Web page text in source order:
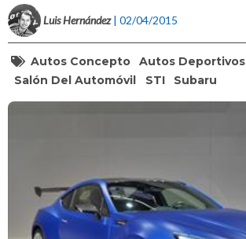
Luis Hernández | 02/04/2015
Autos Concepto Autos Deportivos
Salón Del Automóvil
STI Subaru